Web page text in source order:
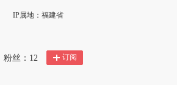
IP属地：福建省
粉丝： 12 订阅